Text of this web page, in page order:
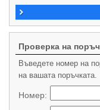
Проверка на
Въведете номер на
на вашата поръчката.
Номер: